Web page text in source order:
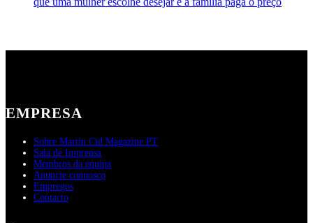
EMPRESA
Sobre Martin Cid Magazine PT
Sala de Imprensa
Membros da equipa
Anuncie connosco
Empregos
Contacto